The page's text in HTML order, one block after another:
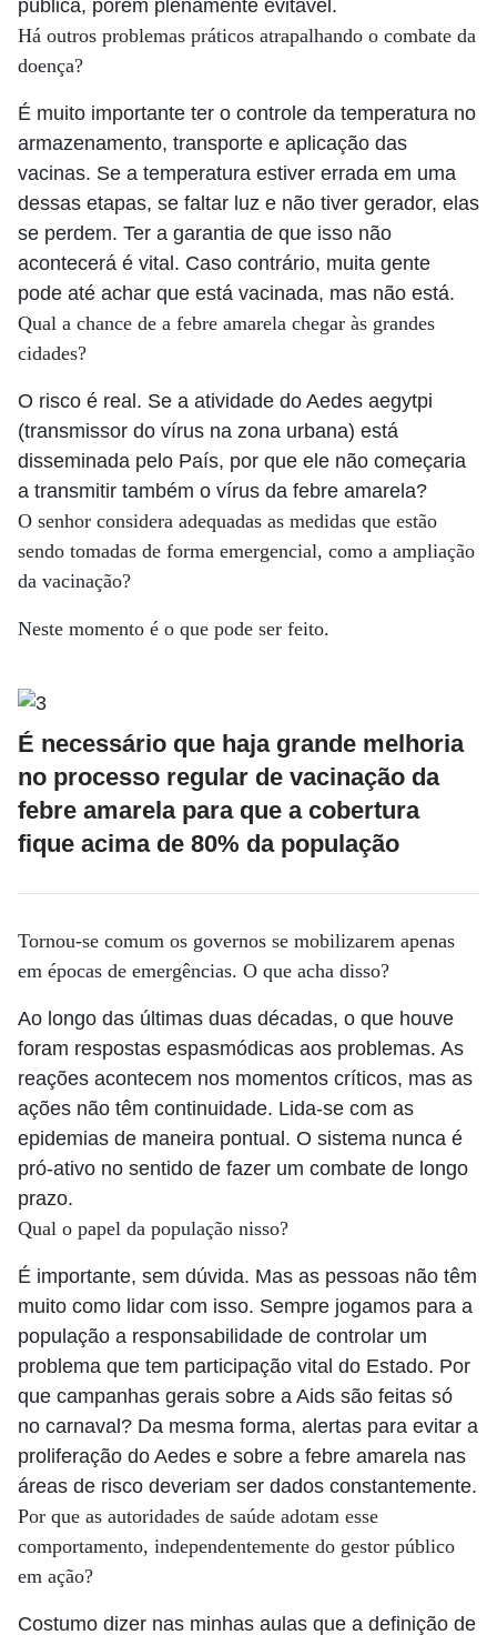
pública, porém plenamente evitável.
Há outros problemas práticos atrapalhando o combate da
doença?
É muito importante ter o controle da temperatura no
armazenamento, transporte e aplicação das
vacinas. Se a temperatura estiver errada em uma
dessas etapas, se faltar luz e não tiver gerador, elas
se perdem. Ter a garantia de que isso não
acontecerá é vital. Caso contrário, muita gente
pode até achar que está vacinada, mas não está.
Qual a chance de a febre amarela chegar às grandes
cidades?
O risco é real. Se a atividade do Aedes aegytpi
(transmissor do vírus na zona urbana) está
disseminada pelo País, por que ele não começaria
a transmitir também o vírus da febre amarela?
O senhor considera adequadas as medidas que estão
sendo tomadas de forma emergencial, como a ampliação
da vacinação?
Neste momento é o que pode ser feito.
É necessário que haja grande melhoria
no processo regular de vacinação da
febre amarela para que a cobertura
fique acima de 80% da população
Tornou-se comum os governos se mobilizarem apenas
em épocas de emergências. O que acha disso?
Ao longo das últimas duas décadas, o que houve
foram respostas espasmódicas aos problemas. As
reações acontecem nos momentos críticos, mas as
ações não têm continuidade. Lida-se com as
epidemias de maneira pontual. O sistema nunca é
pró-ativo no sentido de fazer um combate de longo
prazo.
Qual o papel da população nisso?
É importante, sem dúvida. Mas as pessoas não têm
muito como lidar com isso. Sempre jogamos para a
população a responsabilidade de controlar um
problema que tem participação vital do Estado. Por
que campanhas gerais sobre a Aids são feitas só
no carnaval? Da mesma forma, alertas para evitar a
proliferação do Aedes e sobre a febre amarela nas
áreas de risco deveriam ser dados constantemente.
Por que as autoridades de saúde adotam esse
comportamento, independentemente do gestor público
em ação?
Costumo dizer nas minhas aulas que a definição de